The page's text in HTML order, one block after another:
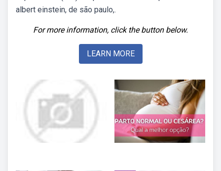
albert einstein, de são paulo,.
For more information, click the button below.
LEARN MORE